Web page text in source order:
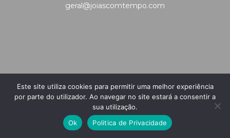
geral@joiascomtempo.com
Este site utiliza cookies para permitir uma melhor experiência
por parte do utilizador. Ao navegar no site estará a consentir a
sua utilização.
Ok
Politica de Privacidade